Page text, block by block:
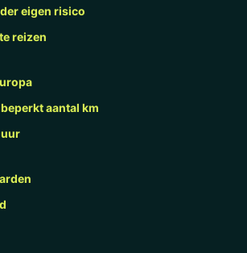
eigen risico
reizen
aantal km